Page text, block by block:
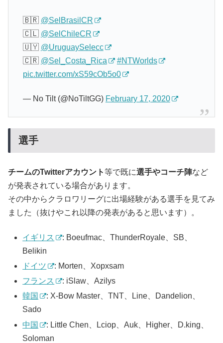
🇧🇷 @SelBrasilCR
🇨🇱 @SelChileCR
🇺🇾 @UruguaySelecc
🇨🇷 @Sel_Costa_Rica
#NTWorlds
pic.twitter.com/xS59cOb5o0
— No Tilt (@NoTiltGG) February 17, 2020
選手
チームのTwitterアカウント等で既に選手やコーチ陣など
が発表されている場合があります。
その中からクラロワリーグに出場経験がある選手を見てみ
ました（抜けやこれ以降の発表があると思います）。
イギリス
: Boeufmac、ThunderRoyale、SB、
Belikin
ドイツ
: Morten、Xopxsam
フランス
: iSlaw、Azilys
韓国
: X-Bow Master、TNT、Line、Dandelion、
Sado
中国
: Little Chen、Lciop、Auk、Higher、D.king、
Soloman